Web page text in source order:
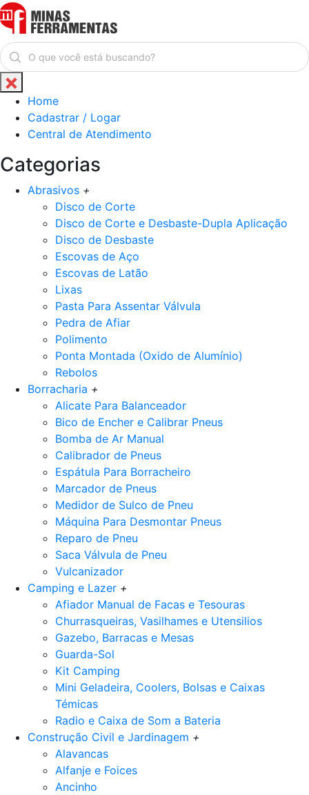
Home
Cadastrar / Logar
Central de Atendimento
Categorias
Abrasivos +
Disco de Corte
Disco de Corte e Desbaste-Dupla Aplicação
Disco de Desbaste
Escovas de Aço
Escovas de Latão
Lixas
Pasta Para Assentar Válvula
Pedra de Afiar
Polimento
Ponta Montada (Oxido de Alumínio)
Rebolos
Borracharia +
Alicate Para Balanceador
Bico de Encher e Calibrar Pneus
Bomba de Ar Manual
Calibrador de Pneus
Espátula Para Borracheiro
Marcador de Pneus
Medidor de Sulco de Pneu
Máquina Para Desmontar Pneus
Reparo de Pneu
Saca Válvula de Pneu
Vulcanizador
Camping e Lazer +
Afiador Manual de Facas e Tesouras
Churrasqueiras, Vasilhames e Utensilios
Gazebo, Barracas e Mesas
Guarda-Sol
Kit Camping
Mini Geladeira, Coolers, Bolsas e Caixas
Témicas
Radio e Caixa de Som a Bateria
Construção Civil e Jardinagem +
Alavancas
Alfanje e Foices
Ancinho